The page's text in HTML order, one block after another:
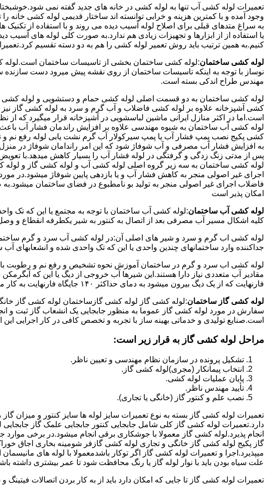
تعمیرات لوله کشی آب تنها به لوله کشی در خانه های جدید گفته نمی
وجود آمده و با کمترین هزینه و خرابی توانسته اند ساختار قدیمی لوله کشی
به سراغ متدهای قبلی برای اصلاح لوله آسیب دیده می روند و با استفاده از
یا استفاده از از ابزارها و تجهیزات زیادی هم ندارد.به صورت کلی لوله های
کنیم.به همین ترتیب باید روش تعمیر لوله کشی را هم به دو دسته تقسیم
لوله کشی ساختمان:لوله کشی ساختمان بخشی از تاسیسات ساختمان است.لوله
نوساز با توجه به اینکه تاسیسات ساختمان از روی نقشه پیش میرود دست
مهندس طراح اندکی بسته است.
لوله کشی ساختمان به دو قسمت اصلی لوله کشی حمام و دستشویی و لوله کشی
کشی آشپزخانه علاوه بر لوله کشی فاضلاب و آب گرم و سرد به لوله کشی گاز نیز
است.اما در اکثر منازل ایرانی ماشین لباسشویی در آشپزخانه قرار میگیرد که
لوله کشی آب ساختمان به شیوه مهندسی علاوه بر افزایش راندمان فشار آب
کشی پکیج نصب پمپ فشار آب یا پمپ سیرکولار آب گرم نشت یابی لوله رفع نم و
پس از مدتی زنگ زدگی و گرفتگی در لوله فشار آب را بسیار کاهش میدهد.با
لوله کشی ساختمان به سه زیر گروه اصلی لوله کشی آب و لوله کشی گاز و
اجرای غیر اصولی منجر به کاهش فشار آب و یا بازدهی پایین شوفاژ میشود.در
فاضلاب اجرای غیر اصولی منجر به تولید بو نامطبوع در فضای ساختمان
امکان پذیر است
لوله کشی آب ساختمان:لوله کشی آب ساختمان با توجه به مجتمع یا این که تک
کلیه اشکال مسیر آب مصرفی بعد از اتصال به کنتور به شیر یکطرفه انقطاع و
لوله کشی اب گرم و سرد و شیر های اصلی آن:در لوله کشی آب سرد و گرم
جداکننده وارد ساختمانهای چندین واحدی یا این که تک واحدی شده و
لوله کشی اب سرد و گرم در ساختمان آموزش نحوه تشخیص و رفع نم و رطوبت با
فارنهایت که از یک دیگ بیرون میشود به دمای حداکثر ۱۴۰ جایگاه فارنهایت به کار میرود.
لوله کشی گاز ساختمان:لوله کشی گاز لوله کشی گازساختمان لوله کشی گاز
سفارش در مورد لوله کشی گاز عموما به منظور جابجایی یک انشعاب گاز ثبت و
است.صنایع تولیدی و خدماتی بهینه ساز با تجربه و تخصص کافی در کار اجرایی این
مراحل لوله کشی گاز به قرار زیر است:
تشکیل پرونده در سازمان نظام مهندسی و تعیین ناظر.
انتخاب پیمانکار (مجری)لوله کشی گاز.
پایان عملیات لوله کشی.
تأیید مهندس ناظر.
نصب علم و کنتور گاز (خانگی یا تجاری).
تعمیرات لوله کشی گاز بسته به نوع تعمیرات سایز لوله ها سایز کنتور و میزان
دارد.تعمیرات لوله کشی گاز کلی شامل جابجایی کنتور جابجایی علمک گاز
انجام پذیرد.لوله کشی گاز معمولا با جوشکاری برقی انجام میشود.در برخی
گاز پکیج لوله کشی گاز خانگی و تجاری لوله کشی گازفر شومینه بخاری اجاق
میپذیرد.اجرا و تعمیرات لوله کشی گاز اگر توکار باشدمعمولا با لوله های مانیسمان
علت سیاه بودن باید با نوار لوله گاز یا رنگ محافظت شود تا عمر بیشتری داشته
تعمیرات لوله کشی گاز تا جایی که امکان دارد باید از به کار بردن اتصالات